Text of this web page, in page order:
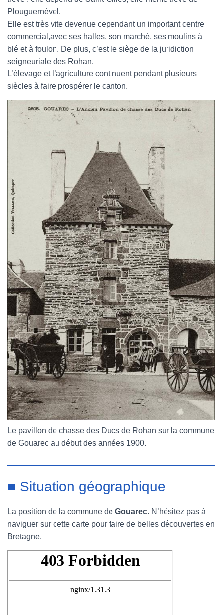
Plouguernével.
Elle est très vite devenue cependant un important centre
commercial,avec ses halles, son marché, ses moulins à
blé et à foulon. De plus, c’est le siège de la juridiction
seigneuriale des Rohan.
L’élevage et l’agriculture continuent pendant plusieurs
siècles à faire prospérer le canton.
Le pavillon de chasse des Ducs de Rohan sur la commune
de Gouarec au début des années 1900.
■ Situation géographique
La position de la commune de Gouarec. N’hésitez pas à
naviguer sur cette carte pour faire de belles découvertes en
Bretagne.